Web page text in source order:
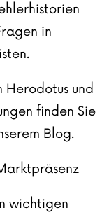
in
Herodotus und
finden Sie
Blog.
wichtigen